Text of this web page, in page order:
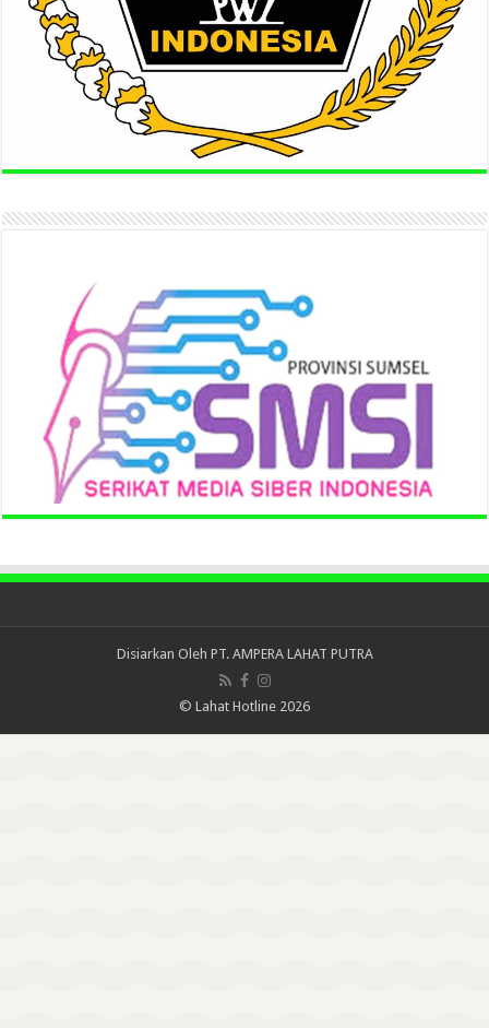
Disiarkan Oleh PT. AMPERA LAHAT PUTRA
© Lahat Hotline 2026